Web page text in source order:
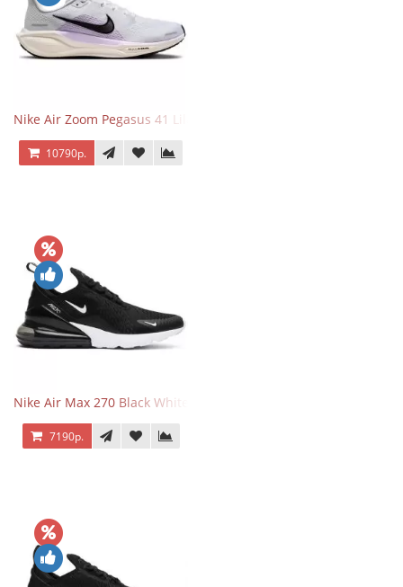
Nike Air Zoom Pegasus 41 Lilac Bloom
10790р.
Nike Air Max 270 Black White
7190р.